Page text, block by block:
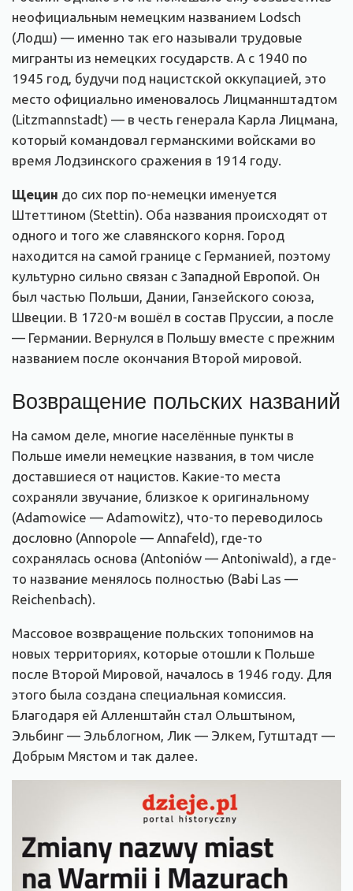
неофициальным немецким названием Lodsch
(Лодш) — именно так его называли трудовые
мигранты из немецких государств. А с 1940 по
1945 год, будучи под нацистской оккупацией, это
место официально именовалось Лицманнштадтом
(Litzmannstadt) — в честь генерала Карла Лицмана,
который командовал германскими войсками во
время Лодзинского сражения в 1914 году.
Щецин до сих пор по-немецки именуется
Штеттином (Stettin). Оба названия происходят от
одного и того же славянского корня. Город
находится на самой границе с Германией, поэтому
культурно сильно связан с Западной Европой. Он
был частью Польши, Дании, Ганзейского союза,
Швеции. В 1720-м вошёл в состав Пруссии, а после
— Германии. Вернулся в Польшу вместе с прежним
названием после окончания Второй мировой.
Возвращение польских названий
На самом деле, многие населённые пункты в
Польше имели немецкие названия, в том числе
доставшиеся от нацистов. Какие-то места
сохраняли звучание, близкое к оригинальному
(Adamowice — Adamowitz), что-то переводилось
дословно (Annopole — Annafeld), где-то
сохранялась основа (Antoniów — Antoniwald), а где-
то название менялось полностью (Babi Las —
Reichenbach).
Массовое возвращение польских топонимов на
новых территориях, которые отошли к Польше
после Второй Мировой, началось в 1946 году. Для
этого была создана специальная комиссия.
Благодаря ей Алленштайн стал Ольштыном,
Эльбинг — Эльблогном, Лик — Элкем, Гутштадт —
Добрым Мястом и так далее.